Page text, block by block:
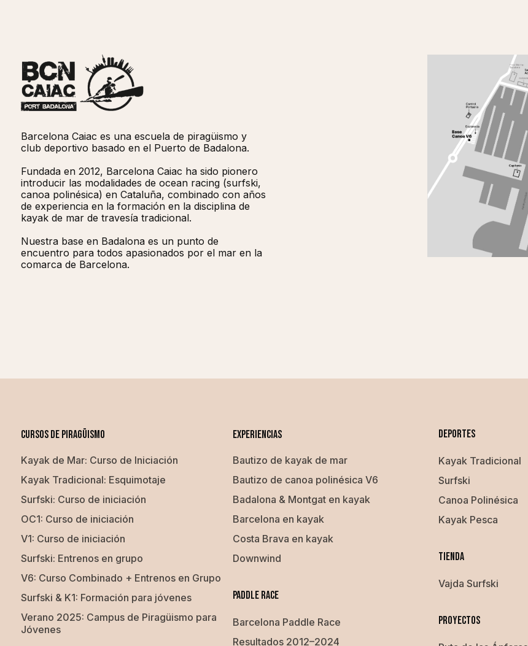
Barcelona Caiac es una escuela de piragüismo y
club deportivo basado en el Puerto de Badalona.
Fundada en 2012, Barcelona Caiac ha sido pionero
introducir las modalidades de ocean racing (surfski,
canoa polinésica) en Cataluña, combinado con años
de experiencia en la formación en la disciplina de
kayak de mar de travesía tradicional. ​​
Nuestra base en Badalona es un punto de
encuentro para todos apasionados por el mar en la
comarca de Barcelona.
Cursos de piragüismo
Kayak de Mar: Curso de Iniciación
Kayak Tradicional: Esquimotaje
Surfski: Curso de iniciación
OC1: Curso de iniciación
V1: Curso de iniciación
Surfski: Entrenos en grupo
V6: Curso Combinado + Entrenos en Grupo
Surfski & K1: Formación para jóvenes
Verano 2025: Campus de Piragüismo para
Jóvenes
EXPERIENCIAS
Bautizo de kayak de mar
Bautizo de canoa polinésica V6
Badalona & Montgat en kayak
Barcelona en kayak
Costa Brava en kayak
Downwind
Paddle Race
Barcelona Paddle Race
Resultados 2012–2024
Deportes
Kayak Tradicional
Surfski
Canoa Polinésica
Kayak Pesca
Tienda
Vajda Surfski
Proyectos